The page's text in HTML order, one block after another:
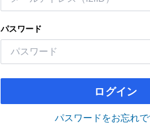
パスワード
ログイン
パスワードをお忘れで